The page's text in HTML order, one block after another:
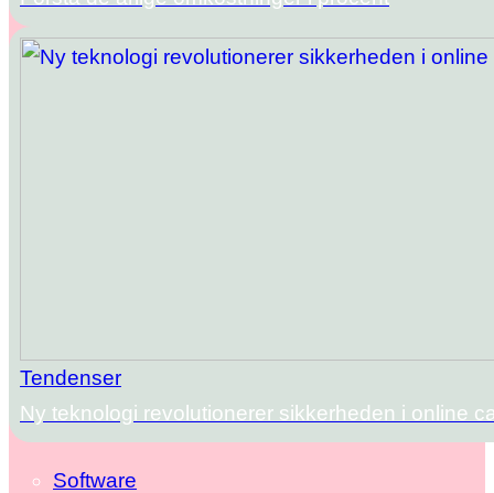
Tendenser
Ny teknologi revolutionerer sikkerheden i online
Software